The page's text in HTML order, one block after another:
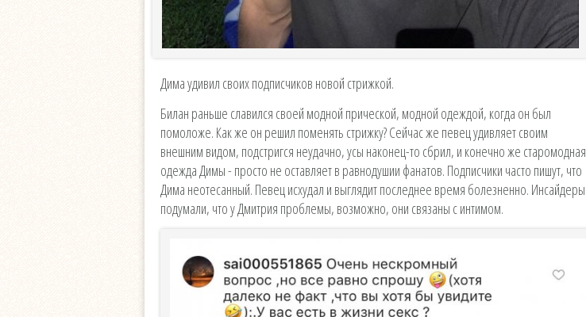
Дима удивил своих подписчиков новой стрижкой.
Билан раньше славился своей модной прической, модной одеждой, когда он был
помоложе. Как же он решил поменять стрижку? Сейчас же певец удивляет своим
внешним видом, подстригся неудачно, усы наконец-то сбрил, и конечно же старомодная
одежда Димы - просто не оставляет в равнодушии фанатов. Подписчики часто пишут, что
Дима неотесанный. Певец исхудал и выглядит последнее время болезненно. Инсайдеры
подумали, что у Дмитрия проблемы, возможно, они связаны с интимом.